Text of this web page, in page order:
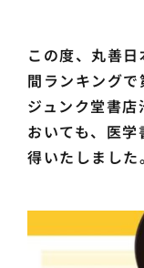
この度、丸善
間ランキングで
ジュンク堂書
おいても、医
得いたしました。